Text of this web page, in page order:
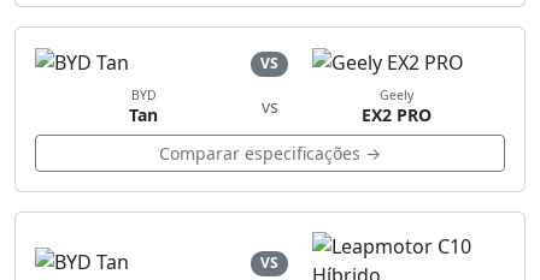
VS
BYD
Tan vs Geely
EX2 PRO
Comparar especificações →
VS